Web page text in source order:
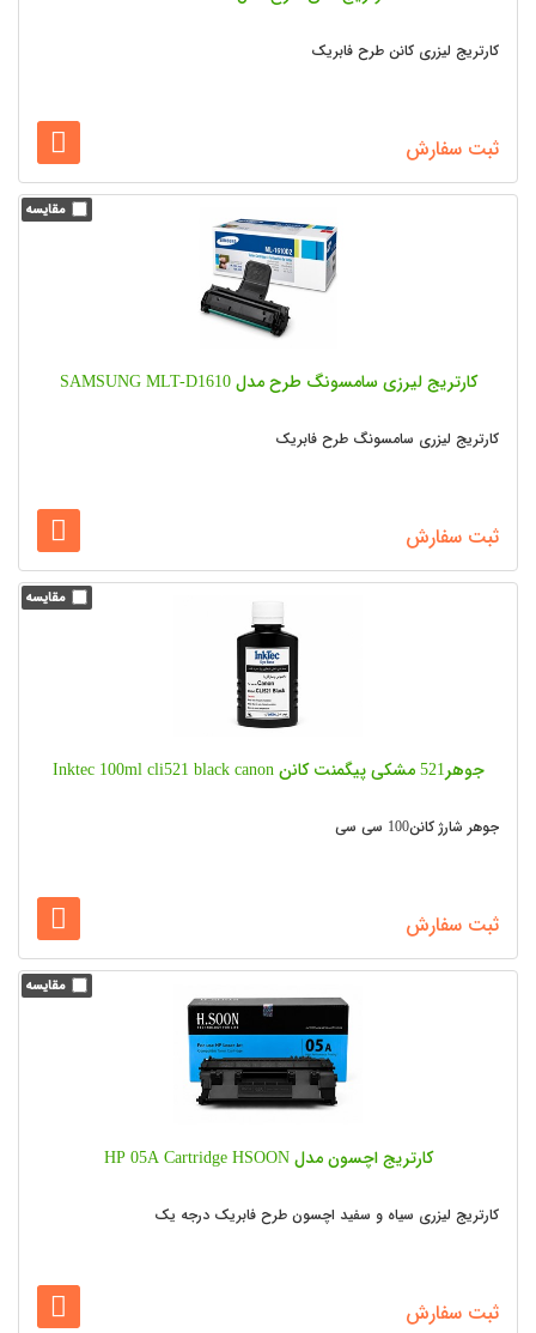
کارتریج لیزری کانن طرح فابریک
ثبت سفارش
کارتریج لیرزی سامسونگ طرح مدل SAMSUNG MLT-D1610
کارتریج لیزری سامسونگ طرح فابریک
ثبت سفارش
جوهر521 مشکی پیگمنت کانن Inktec 100ml cli521 black canon
جوهر شارژ کانن100 سی سی
ثبت سفارش
کارتریج اچسون مدل HP 05A Cartridge HSOON
کارتریج لیزری سیاه و سفید اچسون طرح فابریک درجه یک
ثبت سفارش